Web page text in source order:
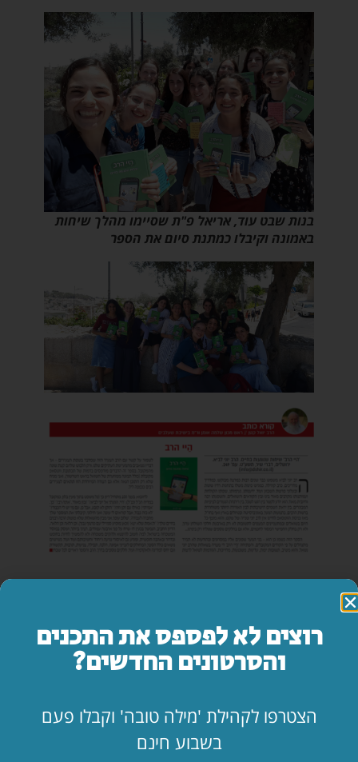
בנות שבט עוד, אריאל פ"ת שסיימו מהלך שיחות
באמונה וקיבלו כמתנת סיום את הספר
כתבו תגובה
רוצים לא לפספס את התכנים
והסרטונים החדשים?
הצטרפו לקהילת 'מילה טובה' וקבלו פעם
בשבוע חינם